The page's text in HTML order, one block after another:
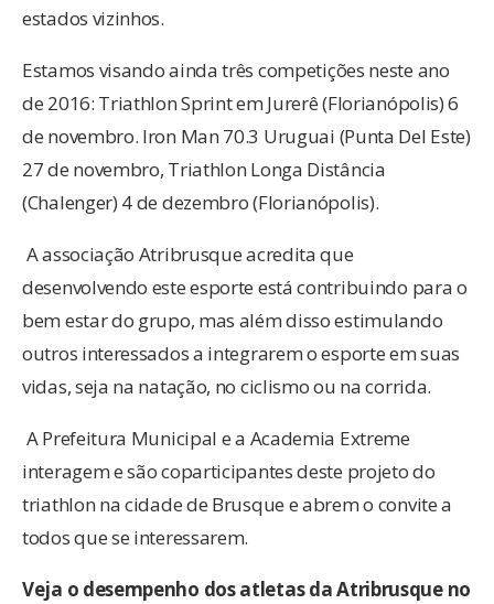
estados vizinhos.
Estamos visando ainda três competições neste ano
de 2016: Triathlon Sprint em Jurerê (Florianópolis) 6
de novembro. Iron Man 70.3 Uruguai (Punta Del Este)
27 de novembro, Triathlon Longa Distância
(Chalenger) 4 de dezembro (Florianópolis).
A associação Atribrusque acredita que
desenvolvendo este esporte está contribuindo para o
bem estar do grupo, mas além disso estimulando
outros interessados a integrarem o esporte em suas
vidas, seja na natação, no ciclismo ou na corrida.
A Prefeitura Municipal e a Academia Extreme
interagem e são coparticipantes deste projeto do
triathlon na cidade de Brusque e abrem o convite a
todos que se interessarem.
Veja o desempenho dos atletas da Atribrusque no